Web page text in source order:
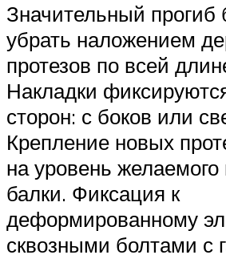
Значительный прогиб
убрать наложением
протезов по всей
Накладки
сторон: с боков или
Крепление новых
на уровень
балки. Фиксация к
деформированному
сквозными болтами с